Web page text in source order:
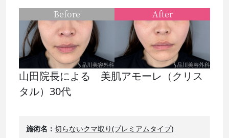
山田院長による 美肌アモーレ（クリス
タル）30代
施術名
切らないクマ取り(プレミアムタイプ)
Before After